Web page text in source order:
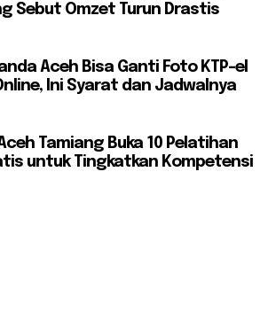
Sebut Omzet Turun Drastis
Aceh Bisa Ganti Foto KTP-el
Ini Syarat dan Jadwalnya
Tamiang Buka 10 Pelatihan
untuk Tingkatkan Kompetensi